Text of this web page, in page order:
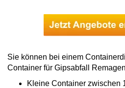
Sie können bei einem
Container für Gipsabfall
Kleine Container zwischen